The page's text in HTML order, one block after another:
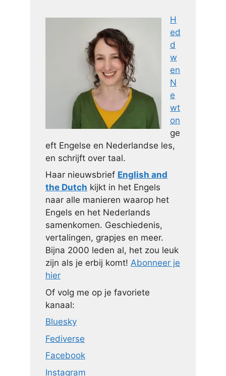
H
ed
d
w
en
N
e
wt
on
ge
eft Engelse en Nederlandse les,
en schrijft over taal.
Haar nieuwsbrief English and
the Dutch kijkt in het Engels
naar alle manieren waarop het
Engels en het Nederlands
samenkomen. Geschiedenis,
vertalingen, grapjes en meer.
Bijna 2000 leden al, het zou leuk
zijn als je erbij komt! Abonneer je
hier
Of volg me op je favoriete
kanaal:
Bluesky
Fediverse
Facebook
Instagram